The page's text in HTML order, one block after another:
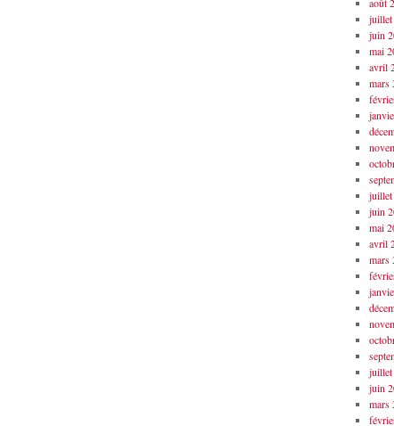
juillet
juin
mai
avril
mars
juillet
juin
mai
avril
mars
juillet
juin
mars